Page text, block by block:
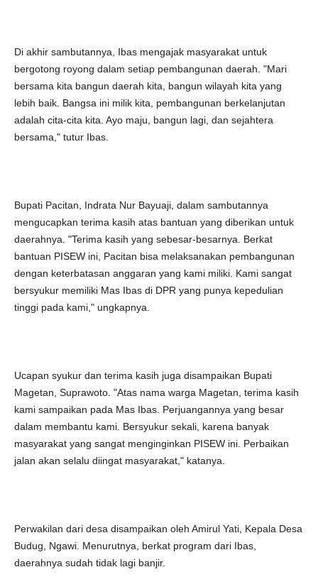
Di akhir sambutannya, Ibas mengajak masyarakat untuk
bergotong royong dalam setiap pembangunan daerah. "Mari
bersama kita bangun daerah kita, bangun wilayah kita yang
lebih baik. Bangsa ini milik kita, pembangunan berkelanjutan
adalah cita-cita kita. Ayo maju, bangun lagi, dan sejahtera
bersama," tutur Ibas.
Bupati Pacitan, Indrata Nur Bayuaji, dalam sambutannya
mengucapkan terima kasih atas bantuan yang diberikan untuk
daerahnya. "Terima kasih yang sebesar-besarnya. Berkat
bantuan PISEW ini, Pacitan bisa melaksanakan pembangunan
dengan keterbatasan anggaran yang kami miliki. Kami sangat
bersyukur memiliki Mas Ibas di DPR yang punya kepedulian
tinggi pada kami," ungkapnya.
Ucapan syukur dan terima kasih juga disampaikan Bupati
Magetan, Suprawoto. "Atas nama warga Magetan, terima kasih
kami sampaikan pada Mas Ibas. Perjuangannya yang besar
dalam membantu kami. Bersyukur sekali, karena banyak
masyarakat yang sangat menginginkan PISEW ini. Perbaikan
jalan akan selalu diingat masyarakat," katanya.
Perwakilan dari desa disampaikan oleh Amirul Yati, Kepala Desa
Budug, Ngawi. Menurutnya, berkat program dari Ibas,
daerahnya sudah tidak lagi banjir.